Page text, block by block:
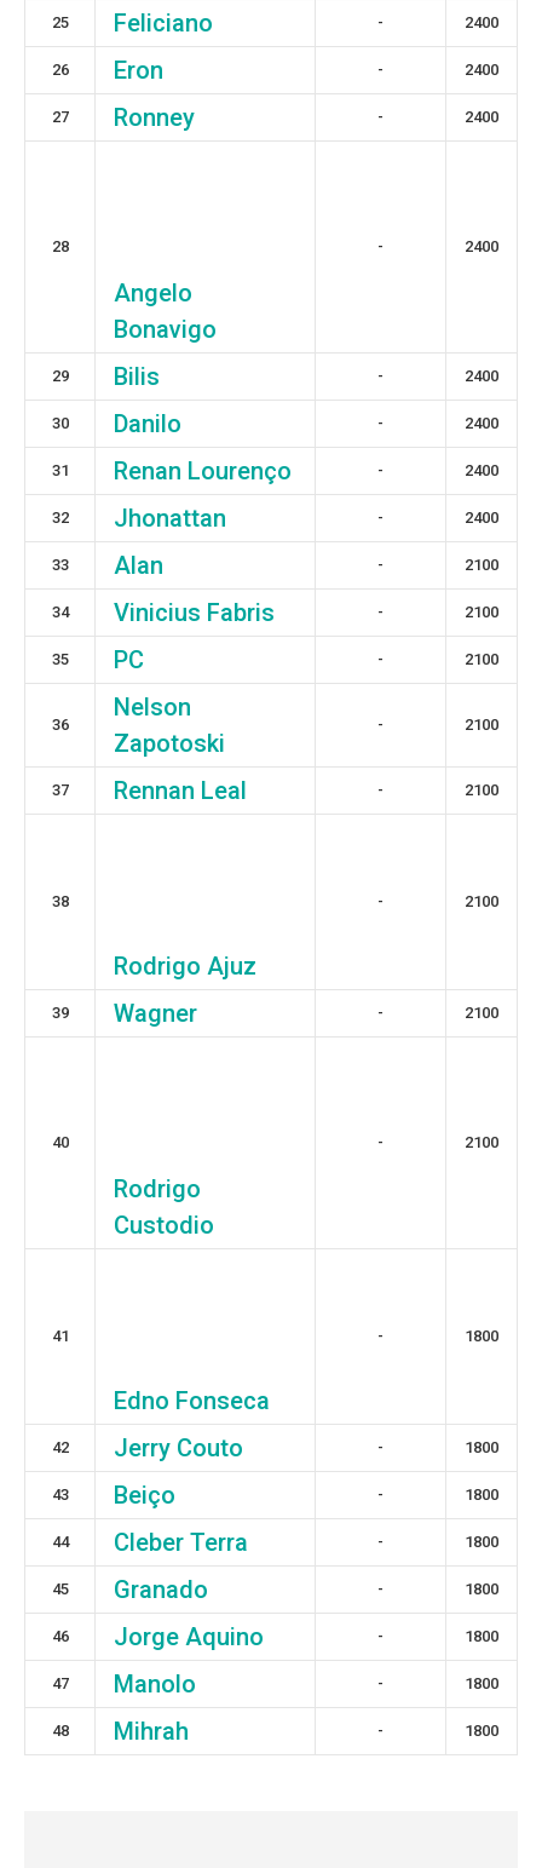
25 Feliciano - 2400
26 Eron - 2400
27 Ronney - 2400
28
Angelo
Bonavigo
- 2400
29 Bilis - 2400
30 Danilo - 2400
31 Renan Lourenço - 2400
32 Jhonattan - 2400
33 Alan - 2100
34 Vinicius Fabris - 2100
35 PC - 2100
36
Nelson
Zapotoski
- 2100
37 Rennan Leal - 2100
38
Rodrigo Ajuz
- 2100
39 Wagner - 2100
40
Rodrigo
Custodio
- 2100
41
Edno Fonseca
- 1800
42 Jerry Couto - 1800
43 Beiço - 1800
44 Cleber Terra - 1800
45 Granado - 1800
46 Jorge Aquino - 1800
47 Manolo - 1800
48 Mihrah - 1800